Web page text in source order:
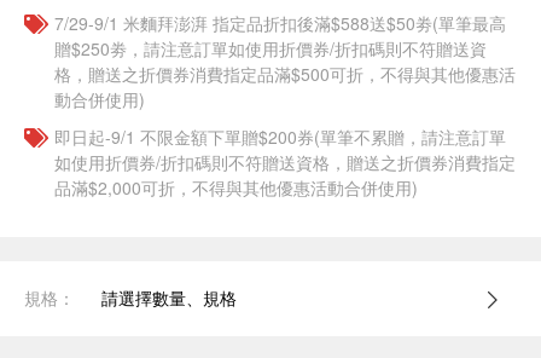
7/29-9/1 米麵拜澎湃 指定品折扣後滿$588送$50劵(單筆最高
贈$250劵，請注意訂單如使用折價券/折扣碼則不符贈送資
格，贈送之折價券消費指定品滿$500可折，不得與其他優惠活
動合併使用)
即日起-9/1 不限金額下單贈$200券(單筆不累贈，請注意訂單
如使用折價券/折扣碼則不符贈送資格，贈送之折價券消費指定
品滿$2,000可折，不得與其他優惠活動合併使用)
規格： 請選擇數量、規格